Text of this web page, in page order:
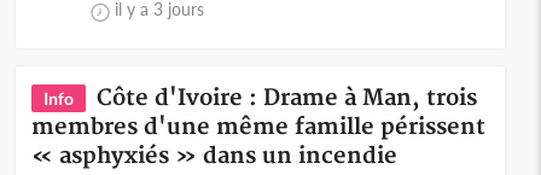
il y a 3 jours
Info
Côte d'Ivoire : Drame à Man, trois
membres d'une même famille périssent
« asphyxiés » dans un incendie